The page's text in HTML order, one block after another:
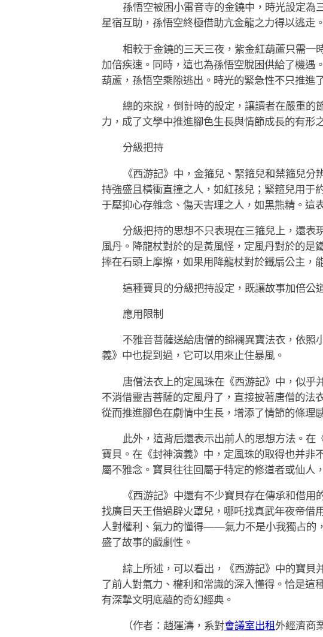
孫悟空被困小雷音寺的金鐃中，時光設定為
星宿互助，孫悟空終極借助亢金龍之力得以逃走。
相較于金鐃的三天三夜，紫金紅葫蘆只需一
加倍疾速。同時，這也為孫悟空脫困供給了機遇
葫蘆，孫悟空乘隙逃出。時光的緊急性不只推進
總的來說，倒計時的設定，讓讀者在嚴重的
力，成了文學中推進腳色生長與情節成長的有形
分級把持
《西游記》中，金箍兒、緊箍兒和禁箍兒
持強盛且橫衝直撞之人，如紅孩兒；緊箍兒用于
于壓抑心存雜念、傷天害理之人，如黑熊精。這
分級把持的思想不只表現在三箍兒上，還表
風丹。降龍杖對於的是黃風怪，定風丹對於的是
摔在石頭上摩擦，如果用降龍杖對於鐵扇公主，
這種寶貝的分級把持設定，既讓故事加倍公
應用限制
不雅音菩薩送給唐僧的錦襕異寶法衣，依照
義》中也提到過，它可以用來止住暴風。
唐僧法衣上的定風珠在《西游記》中，似乎
不消借靈吉菩薩的定風丹了，直接披著唐僧的法
從而推進腳色在劇情中生長，增添了情節的條理
此外，這背后還表示出前人的思想方法。
寶貝。在《封神演義》中，定風珠的取得也并非
屬不雅念。寶貝往往回屬于特定的修道者或仙人
《西游記》中還有不少寶貝存在傳承和借
找廣目天王借過辟火罩兒，哪吒找真武年夜帝借
人對權利、氣力的懂得——氣力不是小我獨占的
盛了故事的戲劇性。
綜上所述，可以看出，《西游記》中的寶貝
了前人對氣力、權利和常識的深入懂得。恰是
有深摯文明底蘊的奇幻經典。
（作者：趙運濤，系對會議室出租外經濟商